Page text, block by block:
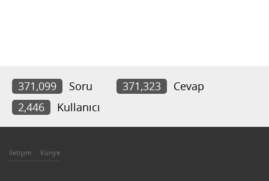
371,099 Soru 371,323
Cevap
2,446
Kullanıcı
İletişim Künye